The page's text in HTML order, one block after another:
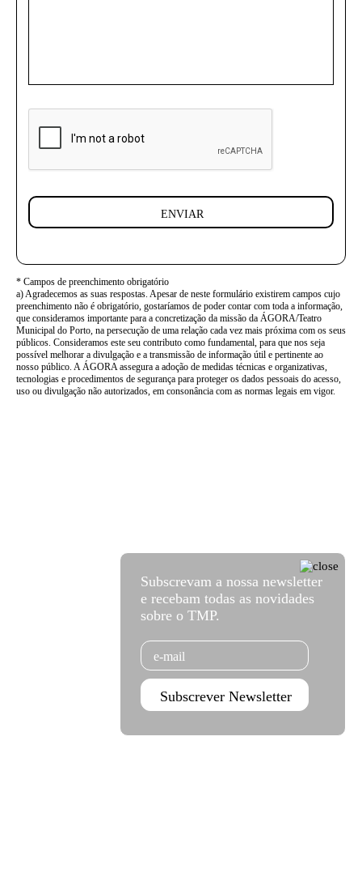
ENVIAR
* Campos de preenchimento obrigatório
a) Agradecemos as suas respostas. Apesar de neste formulário existirem campos cujo
preenchimento não é obrigatório, gostaríamos de poder contar com toda a informação,
que consideramos importante para a concretização da missão da ÁGORA/Teatro
Municipal do Porto, na persecução de uma relação cada vez mais próxima com os seus
públicos. Consideramos este seu contributo como fundamental, para que nos seja
possível melhorar a divulgação e a transmissão de informação útil e pertinente ao
nosso público. A ÁGORA assegura a adoção de medidas técnicas e organizativas,
tecnologias e procedimentos de segurança para proteger os dados pessoais do acesso,
uso ou divulgação não autorizados, em consonância com as normas legais em vigor.
Subscrevam a nossa newsletter
e recebam todas as novidades
sobre o TMP.
Email
Subscrever Newsletter